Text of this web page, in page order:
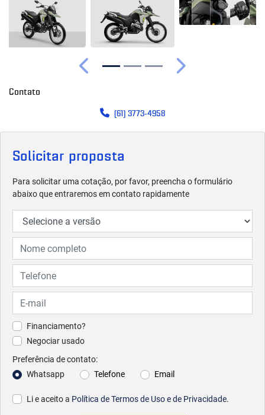
Solicitar proposta
Para solicitar uma cotação, por favor, preencha o formulário
abaixo que entraremos em contato rapidamente
Financiamento?
Negociar usado
Preferência de contato:
Whatsapp
Telefone Email
Li e aceito a Política de Termos de Uso e de Privacidade.
Anterior Próximo
Contato
(61) 3773-4958